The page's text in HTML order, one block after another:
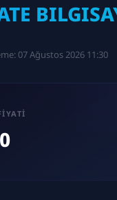
07 Ağustos 2026 11:30